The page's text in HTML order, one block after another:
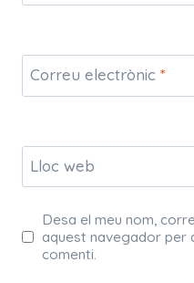
Correu electrònic *
Lloc web
Desa el meu nom,
aquest navegador per
comenti.